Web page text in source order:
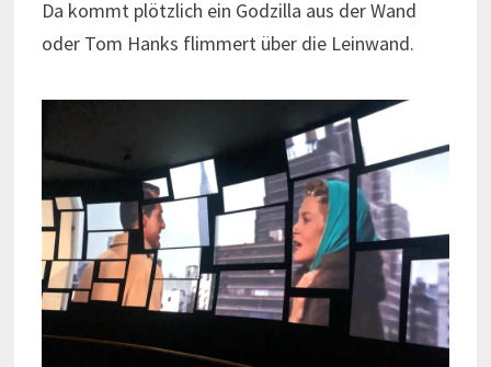
Da kommt plötzlich ein Godzilla aus der Wand
oder Tom Hanks flimmert über die Leinwand.